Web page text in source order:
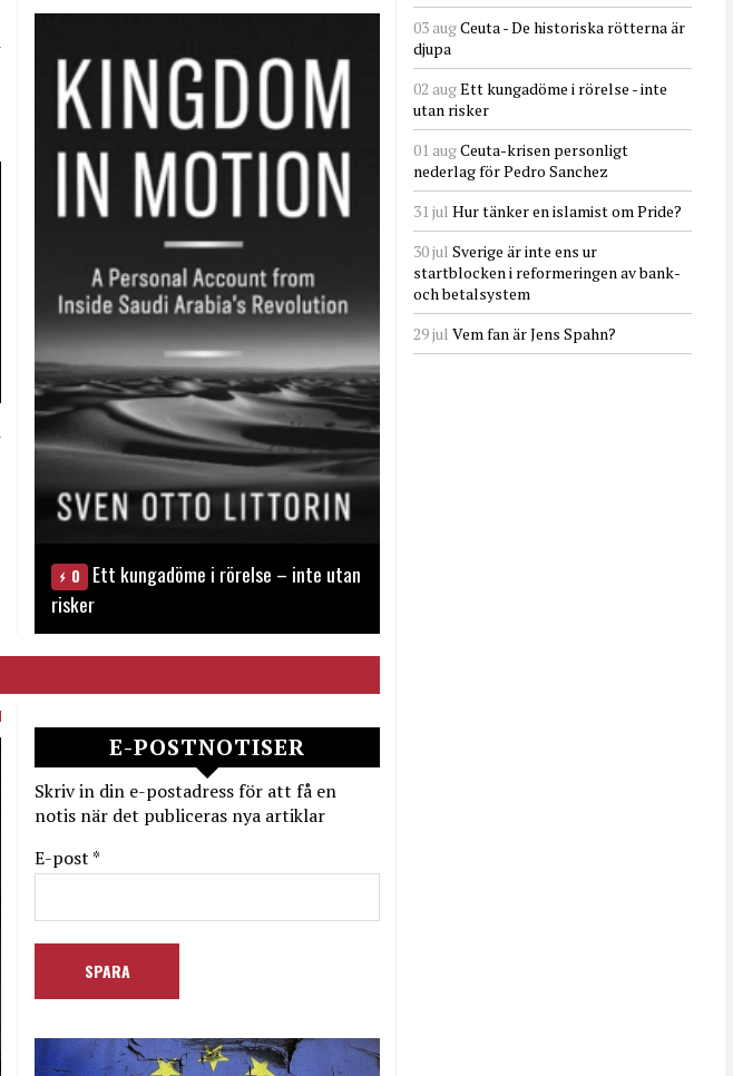
0
Ett kungadöme i rörelse – inte utan
risker
E-POSTNOTISER
Skriv in din e-postadress för att få en
notis när det publiceras nya artiklar
E-post *
03 augCeuta - De historiska rötterna är
djupa
02 augEtt kungadöme i rörelse - inte
utan risker
01 augCeuta-krisen personligt
nederlag för Pedro Sanchez
31 jul Hur tänker en islamist om Pride?
30 jul Sverige är inte ens ur
startblocken i reformeringen av bank-
och betalsystem
29 jul Vem fan är Jens Spahn?